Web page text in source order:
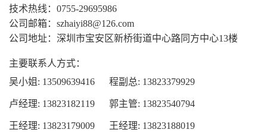
技术热线：0755-29695986
公司邮箱：szhaiyi88@126.com
公司地址：深圳市宝安区新桥街道中心路同方中心13楼
主要联系人方式：
吴小姐: 13509639416 程副总: 13823379929
卢经理: 13823182119 郭主管: 13823540794
王经理: 13823179009 王经理: 13823188019